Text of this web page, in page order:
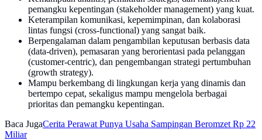
pemangku kepentingan (stakeholder management) yang kuat.
Keterampilan komunikasi, kepemimpinan, dan kolaborasi
lintas fungsi (cross-functional) yang sangat baik.
Berpengalaman dalam pengambilan keputusan berbasis data
(data-driven), pemasaran yang berorientasi pada pelanggan
(customer-centric), dan pengembangan strategi pertumbuhan
(growth strategy).
Mampu berkembang di lingkungan kerja yang dinamis dan
bertempo cepat, sekaligus mampu mengelola berbagai
prioritas dan pemangku kepentingan.
Baca JugaCerita Perawat Punya Usaha Sampingan Beromzet Rp 22
Miliar